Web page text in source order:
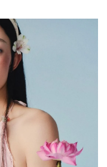
ĐƠN HÀNG
15 NGÀY
HÀNG